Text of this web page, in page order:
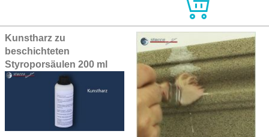
Kunstharz zu
beschichteten
Styroporsäulen 200 ml